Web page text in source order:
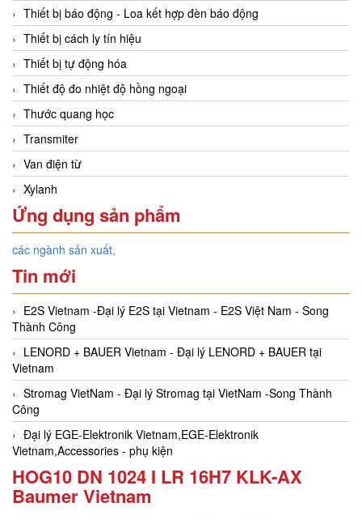
Thiết bị báo động - Loa kết hợp đèn báo động
Thiết bị cách ly tín hiệu
Thiết bị tự động hóa
Thiết độ đo nhiệt độ hồng ngoại
Thước quang học
Transmiter
Van điện từ
Xylanh
Ứng dụng sản phẩm
các ngành sản xuất,
Tin mới
E2S Vietnam -Đại lý E2S tại Vietnam - E2S Việt Nam - Song
Thành Công
LENORD + BAUER Vietnam - Đại lý LENORD + BAUER tại
Vietnam
Stromag VietNam - Đại lý Stromag tại VietNam -Song Thành
Công
Đại lý EGE-Elektronik Vietnam,EGE-Elektronik
Vietnam,Accessories - phụ kiện
HOG10 DN 1024 I LR 16H7 KLK-AX
Baumer Vietnam